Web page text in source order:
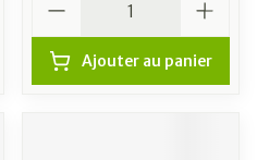
Ajouter au panier